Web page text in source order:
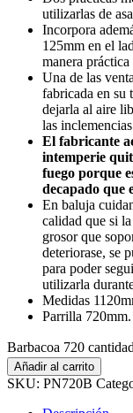
utilizarlas de
Incorpora
125mm en el
manera
Una de las
fabricada en su
dejarla al aire
las
El fabricante
intemperie
fuego porque
decapado que
En baluja
calidad que si
grosor que
deteriorase, se
para poder
utilizarla
Medidas
Parrilla 720mm.
Barbacoa 720 cantidad
Añadir al carrito
SKU: PN720B